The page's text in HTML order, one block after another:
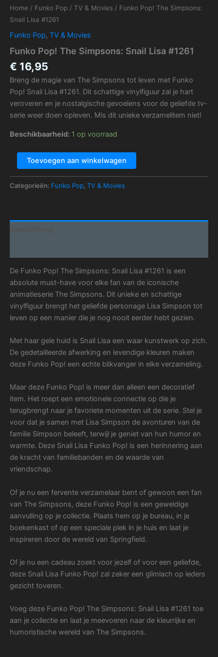
Home / Funko Pop / TV & Movies / Funko Pop! The Simpsons:
Snail Lisa #1261
Funko Pop, TV & Movies
Funko Pop! The Simpsons: Snail Lisa #1261
€ 16,95
Breng de magie van The Simpsons tot leven met Funko
Pop! Snail Lisa #1261. Dit schattige vinylfiguur zal je hart
veroveren en je nostalgische gevoelens voor de geliefde tv-
serie weer doen opleven. Mis dit unieke verzamelitem niet!
Beschikbaarheid: 1 op voorraad
Toevoegen aan winkelwagen
Categorieën: Funko Pop, TV & Movies
De Funko Pop! The Simpsons: Snail Lisa #1261 is een
absolute must-have voor elke fan van de iconische
animatieserie The Simpsons. Dit unieke en schattige
vinylfiguur brengt het geliefde personage Lisa Simpson tot
leven op een manier die je nog nooit eerder hebt gezien.
Met haar gele huid is Snail Lisa een waar kunstwerk op zich.
De gedetailleerde afwerking en levendige kleuren maken
deze Funko Pop! een echte blikvanger in elke verzameling.
Maar deze Funko Pop! is meer dan alleen een decoratief
item. Het roept een emotionele connectie op die je
terugbrengt naar je favoriete momenten uit de serie. Stel je
voor dat je samen met Lisa Simpson de avonturen van de
familie Simpson beleeft, terwijl je geniet van hun humor en
warmte. Deze Snail Lisa Funko Pop! is een herinnering aan
de kracht van familiebanden en de waarde van
vriendschap.
Of je nu een fervente verzamelaar bent of gewoon een fan
van The Simpsons, deze Funko Pop! is een geweldige
aanvulling op je collectie. Plaats hem op je bureau, in je
boekenkast of op een speciale plek in je huis en laat je
inspireren door de wereld van Springfield.
Of je nu een cadeau zoekt voor jezelf of voor een geliefde,
deze Snail Lisa Funko Pop! zal zeker een glimlach op ieders
gezicht toveren.
Voeg deze Funko Pop! The Simpsons: Snail Lisa #1261 toe
aan je collectie en laat je meevoeren naar de kleurrijke en
humoristische wereld van The Simpsons.